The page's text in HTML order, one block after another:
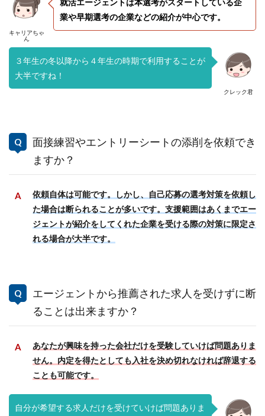
キャリアちゃ
ん
就活エージェントは本選考がスタートしている企
業や早期選考の企業などの紹介が中心です。
クレック君
３年生の冬以降から４年生の時期で利用することが
大半ですね！
面接練習やエントリーシートの添削を依頼でき
ますか？
依頼自体は可能です。しかし、自己応募の選考対策を依頼し
た場合は断られることが多いです。支援範囲はあくまでエー
ジェントが紹介をしてくれた企業を受ける際の対策に限定さ
れる場合が大半です。
エージェントから推薦された求人を受けずに断
ることは出来ますか？
あなたが興味を持った会社だけを受験していけば問題ありま
せん。内定を得たとしても入社を決め切れなければ辞退する
ことも可能です。
自分が希望する求人だけを受けていけば問題ありま